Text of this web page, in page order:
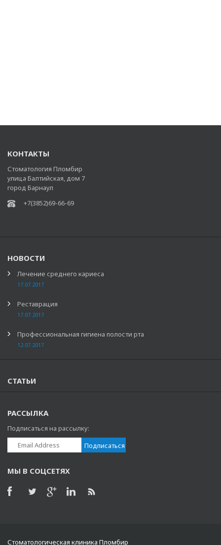
КОНТАКТЫ
Стоматология Пломбир
улица Балтийская, дом 7
город Барнаул
+7(3852)69-66-69
НОВОСТИ
Лечение среднего кариеса
17.07.2017
Реставрация
17.07.2017
Профессиональная гигиена полости рта
12.07.2017
СТАТЬИ
РАССЫЛКА
Подписаться на рассылку:
МЫ В СОЦСЕТЯХ
Стоматологическая клиника Пломбир